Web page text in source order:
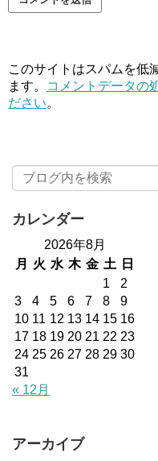
このサイトはスパムを低
ます。
コメントデータの
ださい。
カレンダー
2026年8月
月
火 水 木 金 土
日
1
2
3
4 5 6 7 8
9
10 11 12 13 14 15 16
17 18 19 20 21 22 23
24 25 26 27 28 29 30
31
« 12月
アーカイブ